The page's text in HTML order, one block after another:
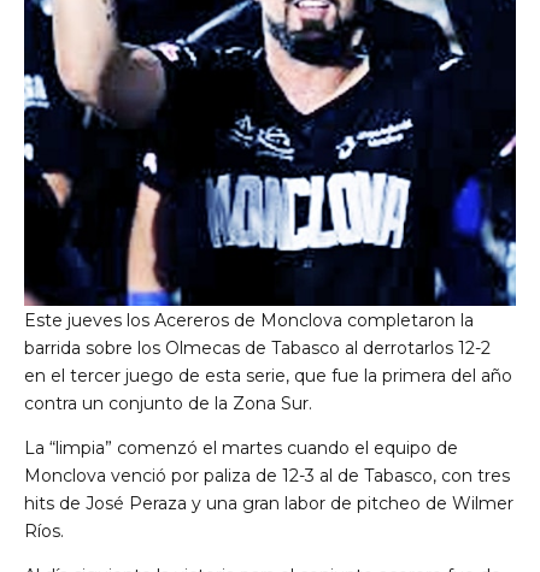
Este jueves los Acereros de Monclova completaron la
barrida sobre los Olmecas de Tabasco al derrotarlos 12-2
en el tercer juego de esta serie, que fue la primera del año
contra un conjunto de la Zona Sur.
La “limpia” comenzó el martes cuando el equipo de
Monclova venció por paliza de 12-3 al de Tabasco, con tres
hits de José Peraza y una gran labor de pitcheo de Wilmer
Ríos.